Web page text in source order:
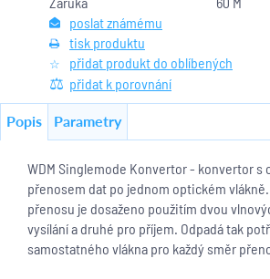
poslat známému
tisk produktu
přidat produkt do oblíbených
přidat k porovnání
Popis Parametry
WDM Singlemode Konvertor - konvertor s
přenosem dat po jednom optickém
přenosu je dosaženo použitím dvou
vysílání a druhé pro příjem. Odpadá tak
samostatného vlákna pro každý směr